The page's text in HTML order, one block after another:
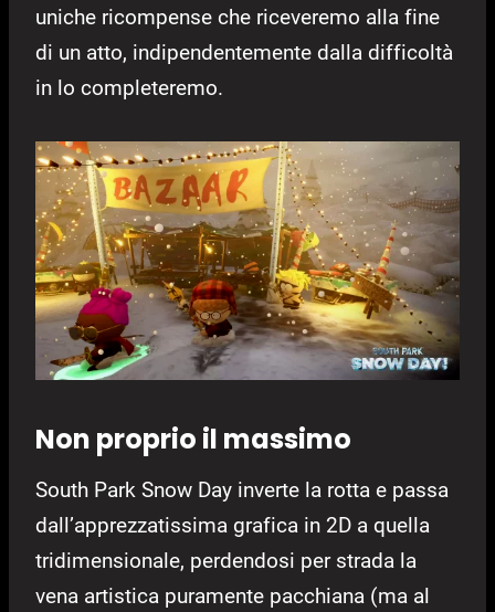
uniche ricompense che riceveremo alla fine
di un atto, indipendentemente dalla difficoltà
in lo completeremo.
Non proprio il massimo
South Park Snow Day inverte la rotta e passa
dall’apprezzatissima grafica in 2D a quella
tridimensionale, perdendosi per strada la
vena artistica puramente pacchiana (ma al